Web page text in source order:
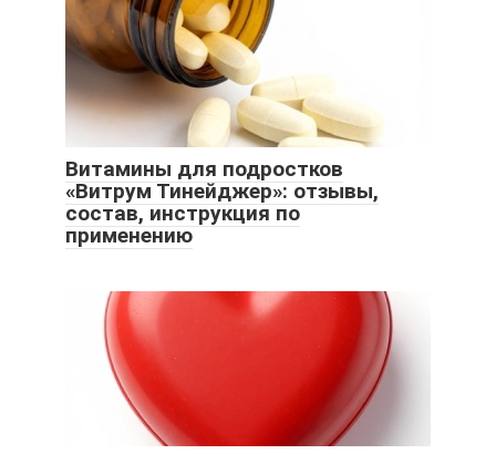
Витамины для подростков
«Витрум Тинейджер»: отзывы,
состав, инструкция по
применению